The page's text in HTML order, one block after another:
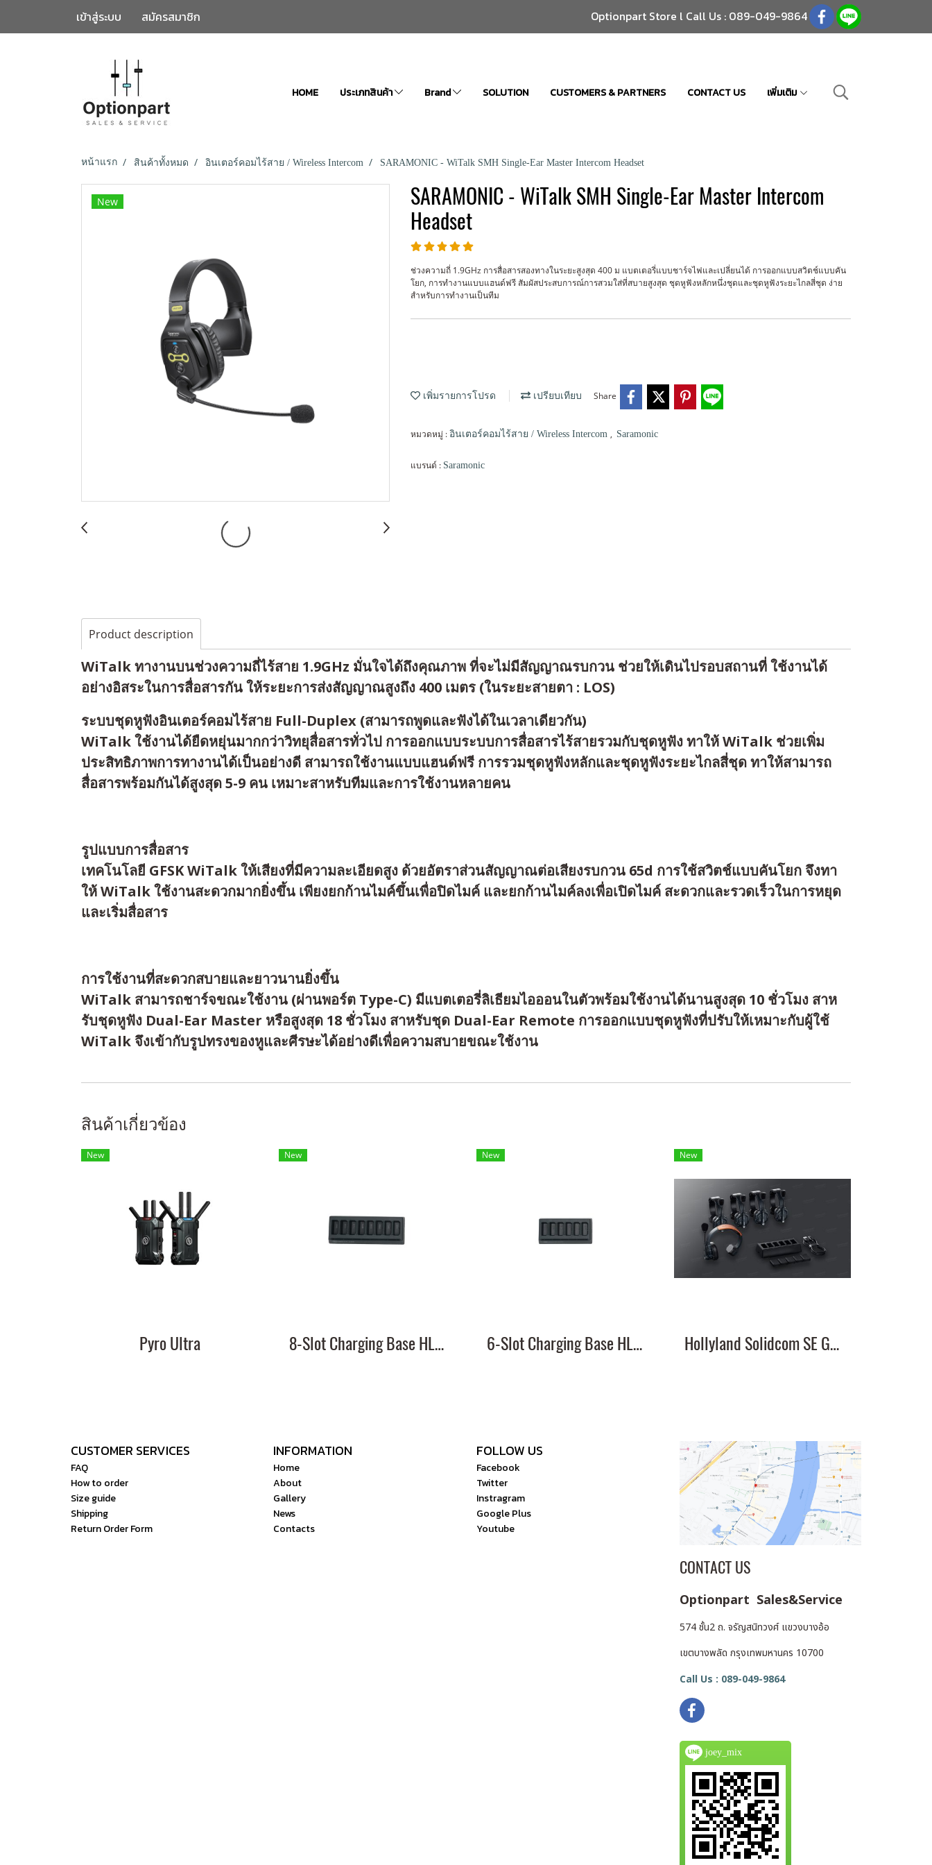
เข้าสู่ระบบ สมัครสมาชิก Optionpart Store l Call Us : 089-049-9864
HOME ประเภทสินค้า Brand SOLUTION CUSTOMERS & PARTNERS CONTACT US เพิ่มเติม
หน้าแรก สินค้าทั้งหมด อินเตอร์คอมไร้สาย / Wireless Intercom SARAMONIC - WiTalk SMH Single-Ear Master Intercom Headset
New
SARAMONIC - WiTalk SMH Single-Ear Master Intercom
Headset
ช่วงความถี่ 1.9GHz การสื่อสารสองทางในระยะสูงสุด 400 ม แบตเตอรี่แบบชาร์จไฟและเปลี่ยนได้ การออกแบบสวิตช์แบบคัน
โยก, การทำงานแบบแฮนด์ฟรี สัมผัสประสบการณ์การสวมใส่ที่สบายสูงสุด ชุดหูฟังหลักหนึ่งชุดและชุดหูฟังระยะไกลสี่ชุด ง่าย
สำหรับการทำงานเป็นทีม
เพิ่มรายการโปรด เปรียบเทียบ Share
หมวดหมู่ : อินเตอร์คอมไร้สาย / Wireless Intercom , Saramonic
แบรนด์ : Saramonic
Product description
WiTalk ทางานบนช่วงความถี่ไร้สาย 1.9GHz มั่นใจได้ถึงคุณภาพ ที่จะไม่มีสัญญาณรบกวน ช่วยให้เดินไปรอบสถานที่ ใช้งานได้
อย่างอิสระในการสื่อสารกัน ให้ระยะการส่งสัญญาณสูงถึง 400 เมตร (ในระยะสายตา : LOS)
ระบบชุดหูฟังอินเตอร์คอมไร้สาย Full-Duplex (สามารถพูดและฟังได้ในเวลาเดียวกัน)
WiTalk ใช้งานได้ยืดหยุ่นมากกว่าวิทยุสื่อสารทั่วไป การออกแบบระบบการสื่อสารไร้สายรวมกับชุดหูฟัง ทาให้ WiTalk ช่วยเพิ่ม
ประสิทธิภาพการทางานได้เป็นอย่างดี สามารถใช้งานแบบแฮนด์ฟรี การรวมชุดหูฟังหลักและชุดหูฟังระยะไกลสี่ชุด ทาให้สามารถ
สื่อสารพร้อมกันได้สูงสุด 5-9 คน เหมาะสาหรับทีมและการใช้งานหลายคน
รูปแบบการสื่อสาร
เทคโนโลยี GFSK WiTalk ให้เสียงที่มีความละเอียดสูง ด้วยอัตราส่วนสัญญาณต่อเสียงรบกวน 65d การใช้สวิตช์แบบคันโยก จึงทา
ให้ WiTalk ใช้งานสะดวกมากยิ่งขึ้น เพียงยกก้านไมค์ขึ้นเพื่อปิดไมค์ และยกก้านไมค์ลงเพื่อเปิดไมค์ สะดวกและรวดเร็วในการหยุด
และเริ่มสื่อสาร
การใช้งานที่สะดวกสบายและยาวนานยิ่งขึ้น
WiTalk สามารถชาร์จขณะใช้งาน (ผ่านพอร์ต Type-C) มีแบตเตอรี่ลิเธียมไอออนในตัวพร้อมใช้งานได้นานสูงสุด 10 ชั่วโมง สาห
รับชุดหูฟัง Dual-Ear Master หรือสูงสุด 18 ชั่วโมง สาหรับชุด Dual-Ear Remote การออกแบบชุดหูฟังที่ปรับให้เหมาะกับผู้ใช้
WiTalk จึงเข้ากับรูปทรงของหูและศีรษะได้อย่างดีเพื่อความสบายขณะใช้งาน
สินค้าเกี่ยวข้อง
New
Pyro Ultra
New
8-Slot Charging Base HL-CBS02
New
6-Slot Charging Base HL-CBS01
New
Hollyland Solidcom SE Global Version-5S
CUSTOMER SERVICES
FAQ
How to order
Size guide
Shipping
Return Order Form
INFORMATION
Home
About
Gallery
News
Contacts
FOLLOW US
Facebook
Twitter
Instragram
Google Plus
Youtube
CONTACT US
Optionpart Sales&Service
574 ชั้น2 ถ. จรัญสนิทวงศ์ แขวงบางอ้อ
เขตบางพลัด กรุงเทพมหานคร 10700
Call Us : 089-049-9864
joey_mix